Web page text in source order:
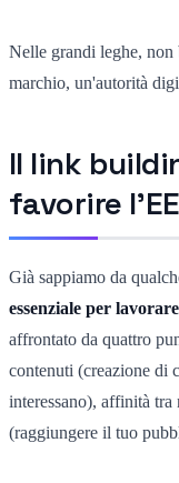
Nelle grandi leghe, non
marchio, un'autorità
Il link
favorire
Già sappiamo da
essenziale per
affrontato da quattro
contenuti (creazione di
interessano), affinità
(raggiungere il tuo